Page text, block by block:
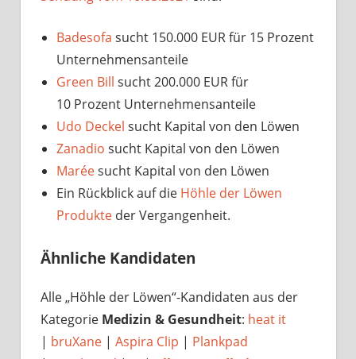
Badesofa sucht 150.000 EUR für 15 Prozent
Unternehmensanteile
Green Bill sucht 200.000 EUR für
10 Prozent Unternehmensanteile
Udo Deckel sucht Kapital von den Löwen
Zanadio sucht Kapital von den Löwen
Maréesucht Kapital von den Löwen
Ein Rückblick auf die Höhle der Löwen
Produkte der Vergangenheit.
Ähnliche Kandidaten
Alle „Höhle der Löwen“-Kandidaten aus der
Kategorie Medizin & Gesundheit: heat it
| bruXane | Aspira Clip | Plankpad